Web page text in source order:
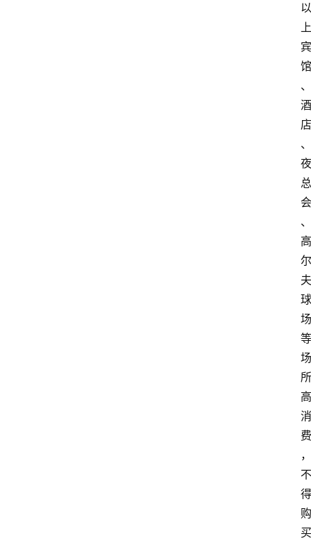
以
上
宾
馆
、
酒
店
、
夜
总
会
、
高
尔
夫
球
场
等
场
所
高
消
费
，
不
得
购
买